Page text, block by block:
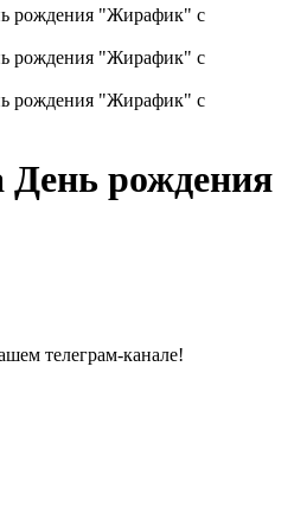
рождения
телеграм-канале!